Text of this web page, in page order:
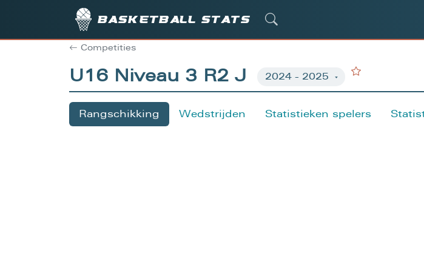
Basketball stats
Competities
U16 Niveau 3 R2 J
Rangschikking Wedstrijden Statistieken spelers